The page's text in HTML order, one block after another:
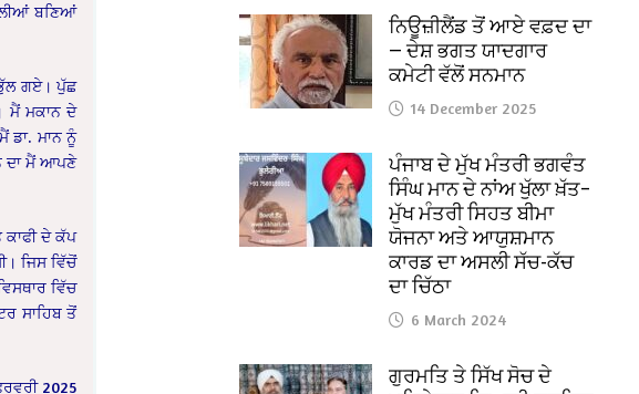
ਬਣਿਆਂ
ਗਏ। ਪੁੱਛ
ਮੈਂ ਮਕਾਨ ਦੇ
ਡਾ. ਮਾਨ ਨੂੰ
ਦਾ ਮੈਂ ਆਪਣੇ
ਕਾਫੀ ਦੇ ਕੱਪ
ਜਿਸ ਵਿੱਚੋਂ
ਵਿੱਚ
ਸਾਹਿਬ ਤੋਂ
2025
ਨਿਊਜ਼ੀਲੈਂਡ ਤੋਂ ਆਏ ਵਫ਼ਦ ਦਾ
— ਦੇਸ਼ ਭਗਤ ਯਾਦਗਾਰ
ਕਮੇਟੀ ਵੱਲੋਂ ਸਨਮਾਨ
14 December 2025
ਪੰਜਾਬ ਦੇ ਮੁੱਖ ਮੰਤਰੀ ਭਗਵੰਤ
ਸਿੰਘ ਮਾਨ ਦੇ ਨਾਂਅ ਖੁੱਲਾ ਖ਼ੱਤ–
ਮੁੱਖ ਮੰਤਰੀ ਸਿਹਤ ਬੀਮਾ
ਯੋਜਨਾ ਅਤੇ ਆਯੁਸ਼ਮਾਨ
ਕਾਰਡ ਦਾ ਅਸਲੀ ਸੱਚ-ਕੱਚ
ਦਾ ਚਿੱਠਾ
6 March 2024
ਗੁਰਮਤਿ ਤੇ ਸਿੱਖ ਸੋਚ ਦੇ